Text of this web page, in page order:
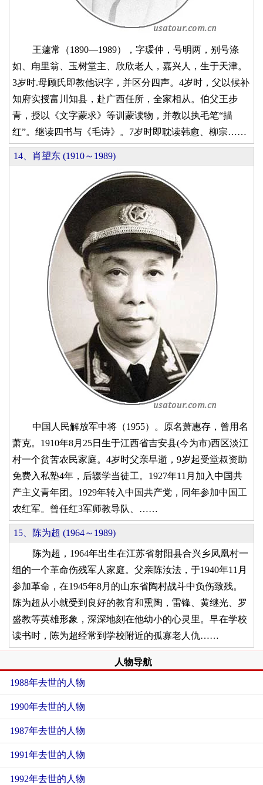
王蘧常（1890—1989），字瑗仲，号明两，别号涤
如、甪里翁、玉树堂主、欣欣老人，嘉兴人，生于天津。
3岁时.母顾氏即教他识字，并区分四声。4岁时，父以候补
知府实授富川知县，赴广西任所，全家相从。伯父王步
青，授以《文字蒙求》等训蒙读物，并教以执毛笔“描
红”。继读四书与《毛诗》。7岁时即耽读韩愈、柳宗……
14、肖望东 (1910～1989)
中国人民解放军中将（1955）。原名萧惠存，曾用名
萧克。1910年8月25日生于江西省吉安县(今为市)西区淡江
村一个贫苦农民家庭。4岁时父亲早逝，9岁起受堂叔资助
免费入私塾4年，后辍学当徒工。1927年11月加入中国共
产主义青年团。1929年转入中国共产党，同年参加中国工
农红军。曾任红3军师教导队、……
15、陈为超 (1964～1989)
陈为超，1964年出生在江苏省射阳县合兴乡凤凰村一
组的一个革命伤残军人家庭。父亲陈汝法，于1940年11月
参加革命，在1945年8月的山东省陶村战斗中负伤致残。
陈为超从小就受到良好的教育和熏陶，雷锋、黄继光、罗
盛教等英雄形象，深深地刻在他幼小的心灵里。早在学校
读书时，陈为超经常到学校附近的孤寡老人仇……
人物导航
1988年去世的人物
1990年去世的人物
1987年去世的人物
1991年去世的人物
1992年去世的人物